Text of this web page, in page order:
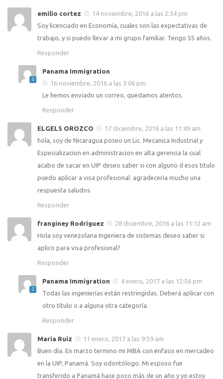
emilio cortez
14 noviembre, 2016 a las 2:34 pm
Soy licenciado en Economía, cuales son las expectativas de
trabajo, y si puedo llevar a mi grupo familiar. Tengo 55 años.
Responder
Panama Immigration
16 noviembre, 2016 a las 3:06 pm
Le hemos enviado un correo, quedamos atentos.
Responder
ELGELS OROZCO
17 diciembre, 2016 a las 11:49 am
hola, soy de Nicaragua poseo un Lic. Mecanica Industrial y
Especializacion en administracion en alta gerencia la cual
acabo de sacar en UIP deseo saber si con alguno d esos titulo
puedo aplicar a visa profesional. agradeceria mucho una
respuesta saludos.
Responder
franginey Rodriguez
28 diciembre, 2016 a las 11:12 am
Hola soy venezolana Ingeniera de sistemas deseo saber si
aplico para visa profesional?
Responder
Panama Immigration
4 enero, 2017 a las 12:56 pm
Todas las ingenierías están restringidas. Deberá aplicar con
otro título o a alguna otra categoría.
Responder
Maria Ruiz
11 enero, 2017 a las 9:59 am
Buen día. En marzo termino mi MBA con énfasis en mercadeo
en la UIP, Panamá. Soy odontólogo. Mi esposo fue
transferido a Panamá hace poco más de un año y yo estoy